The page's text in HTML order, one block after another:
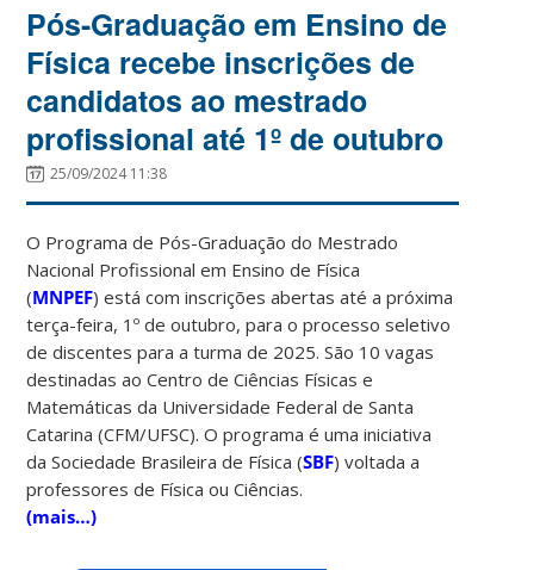
Pós-Graduação em Ensino de
Física recebe inscrições de
candidatos ao mestrado
profissional até 1º de outubro
25/09/2024 11:38
O Programa de Pós-Graduação do Mestrado
Nacional Profissional em Ensino de Física
(MNPEF) está com inscrições abertas até a próxima
terça-feira, 1º de outubro, para o processo seletivo
de discentes para a turma de 2025. São 10 vagas
destinadas ao Centro de Ciências Físicas e
Matemáticas da Universidade Federal de Santa
Catarina (CFM/UFSC). O programa é uma iniciativa
da Sociedade Brasileira de Física (SBF) voltada a
professores de Física ou Ciências.
(mais…)